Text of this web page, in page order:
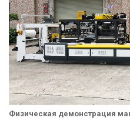
Физическая демонстрация